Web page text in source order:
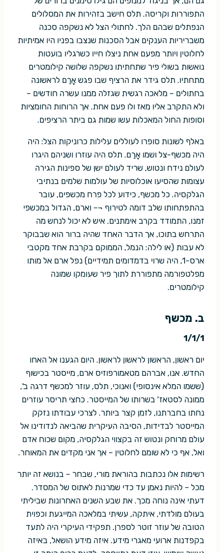
התפוררות וקריסה. תלס חישב בזהירות את המסלולים
הנפתלים שבהם הלך. לחתולי הצל לא נשקפה סכנה
משבריריות הענקים אבל הסכנות שנצבו בפניו היו אמיתיות
לחלוטין ויותר מפעם אחת ניצלו חייו כשרגליו בועטות
נואשות בשולי פיר שתחתיתו נשקפה שלושה קילומטרים
מתחתיו. תלס גידר את הרציף שבו פגש אָרַם לראשונה
בחתולים – מלאכה רגשית שגזלה ממנו עשרה חודשים –
ולא התקרב אליו מאז ולו פעם אחת. אך הרוחות החומציות
וסופות החול המאכלות עשו שמות גם ביתר הרציפים.
באלף לשונות סופרו לעוללים עלילות כרוניקות הצל: היה
היה מכשף-צל ושמו אָרַם. תלס היה עוזרו ושניהם היגרו
לעולם נידח ונטוש, שריד לעולם ישן של ספינות הגירה
עצומות שהסיעו אוכלוסיות של עולמות שלמים בנתיבי
הגלקסיה. כל מכשף, כידוע לכל פרח מכשפים, עובר
בהתפתחותו שלב דומה לטירוף ¬– וארם, הגדול במכשפי
זמנו, התמודד בקרב אימתנים. איש לא יכול לנחש מה
התרחש בתוכו, אך הדבר האחד שהיה ברור הוא שבבוקר
לא עבות (או לילה: הנמל, הממוקם בקרבת אחד מקטבי
ארס-1, היה שרוי בדמדומים תמידיים) נפל ארם אל מותו
מפלטפורמה מתפוררת לתוך פיר שעומקו שמונה
קילומטרים.
ב. מכשף
1/1/1
יום ראשון, הראשון לראשון לראשון. היום הגענו אל האחו
החדש. אנו, אברהם מטאמורפוזיס ארם, מייסטר בכישוף
(ששמו המלא אינסופי) ואנוכי, תלס, עוזר למכשף דרגה ב',
ממונה לסטאז' בשרותו של המייסטר. כחצי תריסר עוזרים
נחתו בחברתנו, לזמן קצר ביותר. לצרכי עבודתו נזקק
המייסטר לבדידות, הסיבה העיקרית שהביאה לנדודינו אל
עולם מרוחק ונטוש זה בקצווי הגלקסיה, מקום שכוח אדם
ואל, אף כי לא שומם לחלוטין – אך אני מקדים את המאוחר.
רשימות אלו נכתבות בהוראת מורי, שבחר – בנושא זה יותר
מכל – להיות נאמן עד כדי שמרנות לאתוס של המסדר.
דעתי אינה נוחה מכך. את שבע השנים האחרונות שביליתי
בעולם מולדתי, איתקה, עשיתי במלאכה המייגעת וכפוית
הטובה של עוזר זוטר לספרן. תפקידי העיקרי היה לתעד
בקפדנות ארועי מאגרי מידע. איזה מידע הושאל, באיזה